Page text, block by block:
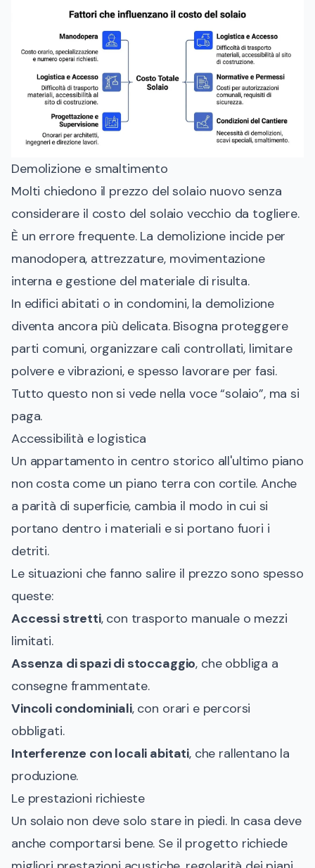
Demolizione e smaltimento
Molti chiedono il prezzo del solaio nuovo senza
considerare il costo del solaio vecchio da togliere.
È un errore frequente. La demolizione incide per
manodopera, attrezzature, movimentazione
interna e gestione del materiale di risulta.
In edifici abitati o in condomini, la demolizione
diventa ancora più delicata. Bisogna proteggere
parti comuni, organizzare cali controllati, limitare
polvere e vibrazioni, e spesso lavorare per fasi.
Tutto questo non si vede nella voce “solaio”, ma si
paga.
Accessibilità e logistica
Un appartamento in centro storico all'ultimo piano
non costa come un piano terra con cortile. Anche
a parità di superficie, cambia il modo in cui si
portano dentro i materiali e si portano fuori i
detriti.
Le situazioni che fanno salire il prezzo sono spesso
queste:
Accessi stretti, con trasporto manuale o mezzi
limitati.
Assenza di spazi di stoccaggio, che obbliga a
consegne frammentate.
Vincoli condominiali, con orari e percorsi
obbligati.
Interferenze con locali abitati, che rallentano la
produzione.
Le prestazioni richieste
Un solaio non deve solo stare in piedi. In casa deve
anche comportarsi bene. Se il progetto richiede